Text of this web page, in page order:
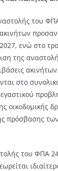
του
ενώ στο
της
στο
οικοδομικής
πρόσβασης
του ΦΠΑ